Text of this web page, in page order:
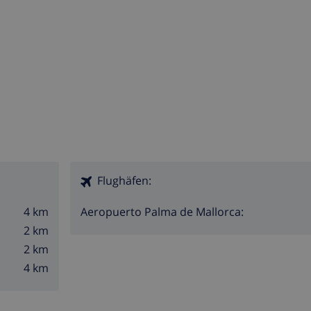
4 km
2 km
2 km
4 km
Flughäfen:
Aeropuerto Palma de Mallorca: